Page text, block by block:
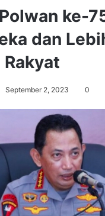
ke-
dan
Rakyat
September 2, 2023 0